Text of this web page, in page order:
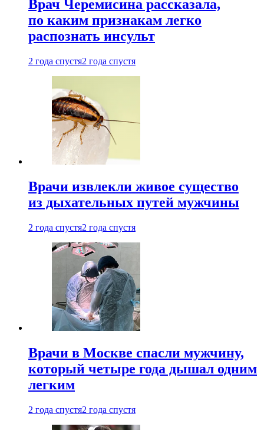
Врач Черемисина рассказала,
по каким признакам легко
распознать инсульт
2 года спустя2 года спустя
Врачи извлекли живое существо
из дыхательных путей мужчины
2 года спустя2 года спустя
Врачи в Москве спасли мужчину,
который четыре года дышал одним
легким
2 года спустя2 года спустя